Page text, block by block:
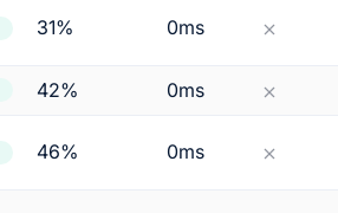
31% 0ms
42% 0ms
46% 0ms